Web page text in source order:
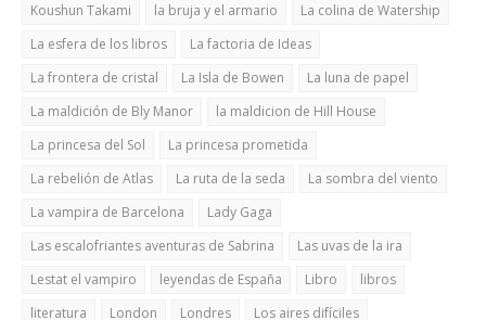
Koushun Takami
la bruja y el armario
La colina de Watership
La esfera de los libros
La factoria de Ideas
La frontera de cristal
La Isla de Bowen
La luna de papel
La maldición de Bly Manor
la maldicion de Hill House
La princesa del Sol
La princesa prometida
La rebelión de Atlas
La ruta de la seda
La sombra del viento
La vampira de Barcelona
Lady Gaga
Las escalofriantes aventuras de Sabrina
Las uvas de la ira
Lestat el vampiro
leyendas de España Libro
libros
literatura
London Londres
Los aires difíciles